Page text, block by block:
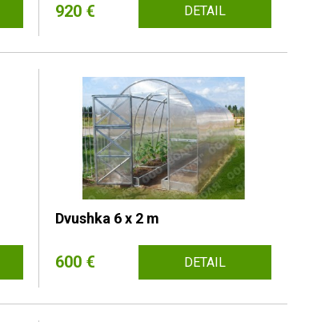
920 € DETAIL
Dvushka 6 x 2 m
600 € DETAIL